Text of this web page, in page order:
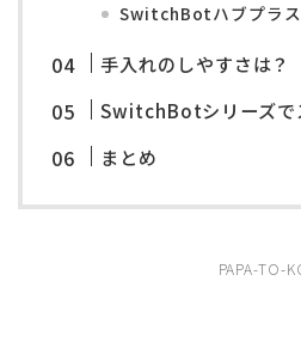
SwitchBotハブプラス
手入れのしやすさは？
SwitchBotシリーズで
まとめ
PAPA-TO-